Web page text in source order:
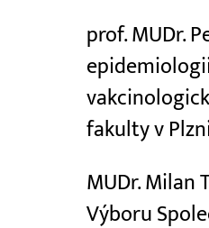
prof. MUDr.
epidemiologii
fakulty v
MUDr. Milan
Výboru